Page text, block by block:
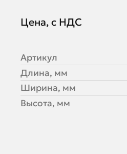
Цена, с НДС
Артикул
Длина, мм
Ширина, мм
Высота, мм